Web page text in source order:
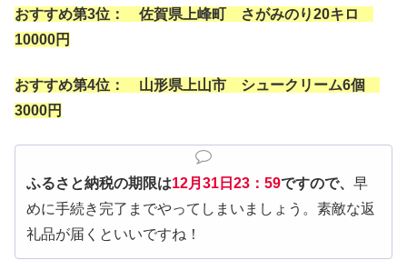
おすすめ第3位： 佐賀県上峰町 さがみのり20キロ
10000円
おすすめ第4位： 山形県上山市 シュークリーム6個
3000円
ふるさと納税の期限は12月31日23：59ですので、 早
めに手続き完了までやってしまいましょう。素敵な返
礼品が届くといいですね！